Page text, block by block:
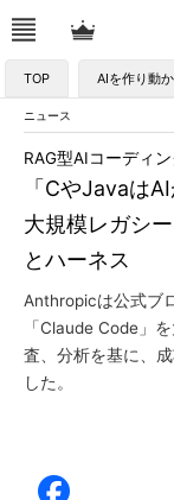
TOP AIを作り動
ニュース
「CやJavaは
大規模レガシ
とハーネス
RAG型AIコーディ
Anthropicは公式ブ
「Claude Code」
査、分析を基に、
した。